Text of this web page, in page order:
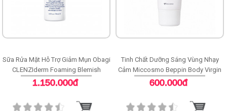
Sữa Rửa Mặt Hỗ Trợ Giảm Mụn Obagi
CLENZIderm Foaming Blemish
Cleanser
1.150.000đ
Tinh Chất Dưỡng Sáng Vùng Nhạy
Cảm Miccosmo Beppin Body Virgin
White Serum
600.000đ